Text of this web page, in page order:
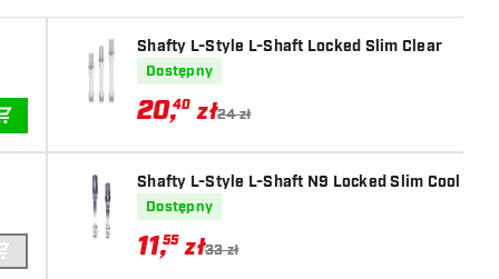
DODAJ DO KOSZYKA
Shafty L-Style L-Shaft Locked Slim Clear
Dostępny
20,40 zł24 zł
Shafty L-Style L-Shaft N9 Locked Slim Cool
Dostępny
11,55 zł33 zł